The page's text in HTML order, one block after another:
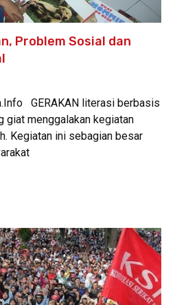
Problem Sosial dan
GERAKAN literasi berbasis
giat menggalakan kegiatan
Kegiatan ini sebagian besar